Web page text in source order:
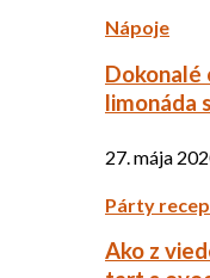
Nápoje
Dokonalé
limonáda
27. mája
Párty
Ako z